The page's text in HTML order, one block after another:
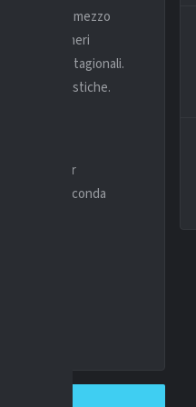
stagione e mezzo
fisici. I numeri
apparizioni stagionali.
sue caratteristiche.
concreta per
nella seconda